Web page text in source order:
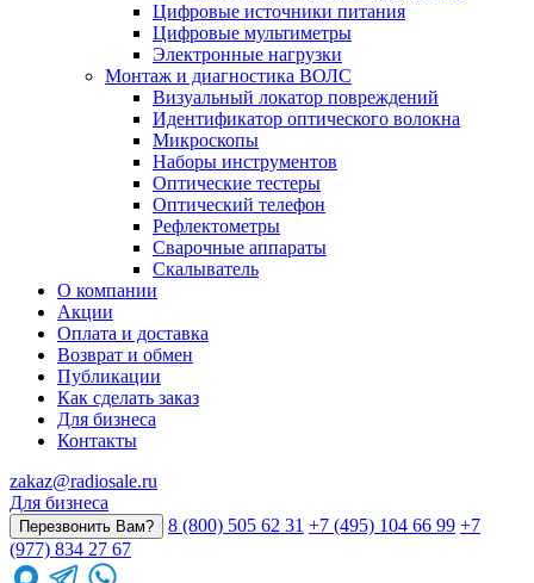
Цифровые источники питания
Цифровые мультиметры
Электронные нагрузки
Монтаж и диагностика ВОЛС
Визуальный локатор повреждений
Идентификатор оптического волокна
Микроскопы
Наборы инструментов
Оптические тестеры
Оптический телефон
Рефлектометры
Сварочные аппараты
Скалыватель
О компании
Акции
Оплата и доставка
Возврат и обмен
Публикации
Как сделать заказ
Для бизнеса
Контакты
zakaz@radiosale.ru
Для бизнеса
Перезвонить Вам? 8 (800) 505 62 31 +7 (495) 104 66 99 +7
(977) 834 27 67